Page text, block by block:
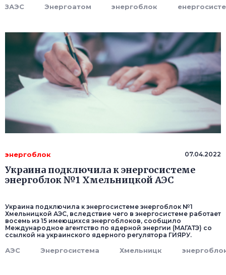
ЗАЭС Энергоатом энергоблок
энергоблок 07.04.2022
Украина подключила к энергосистеме
энергоблок №1 Хмельницкой АЭС
Украина подключила к энергосистеме энергоблок №1
Хмельницкой АЭС, вследствие чего в энергосистеме работает
восемь из 15 имеющихся энергоблоков, сообщило
Международное агентство по ядерной энергии (МАГАТЭ) со
ссылкой на украинского ядерного регулятора ГИЯРУ.
АЭС Энергосистема Хмельницк